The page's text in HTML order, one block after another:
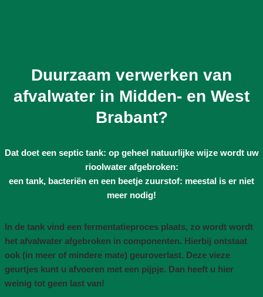
Duurzaam verwerken van
afvalwater in Midden- en West
Brabant?
Dat doet een septic tank: op geheel natuurlijke wijze wordt uw
rioolwater afgebroken:
een tank, bacteriën en een beetje zuurstof: meestal is er niet
meer nodig!
In de tank vind een fermentatieproces plaats, zo wordt wordt
het afvalwater afgebroken in componenten. Hierbij ontstaat
ook (in meer of mindere mate) geuroverlast. Deze vieze
geurtjes kunt u afvoeren met een pijpje. Dan heeft u hier
weinig tot geen last van!